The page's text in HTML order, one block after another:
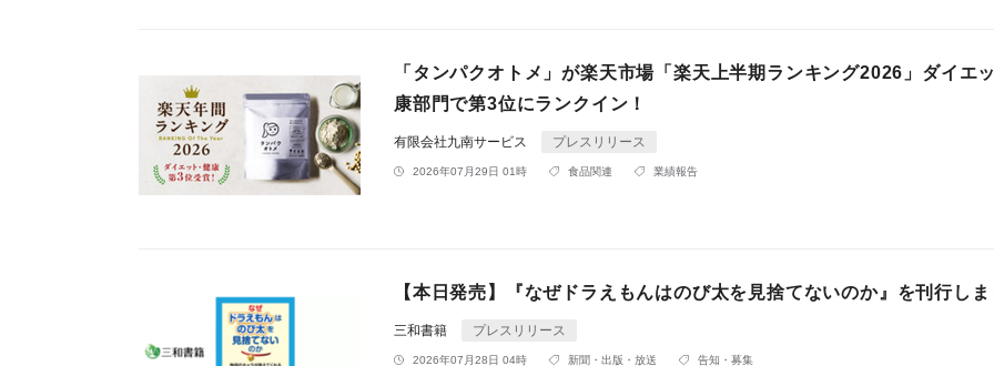
「タンパクオトメ」が楽天市場「楽天上半期ランキング2026」ダイエ
康部門で第3位にランクイン！
有限会社九南サービス プレスリリース
2026年07月29日 01時 食品関連 業績報告
【本日発売】『なぜドラえもんはのび太を見捨てないのか』を刊行しま
三和書籍 プレスリリース
2026年07月28日 04時 新聞・出版・放送 告知・募集